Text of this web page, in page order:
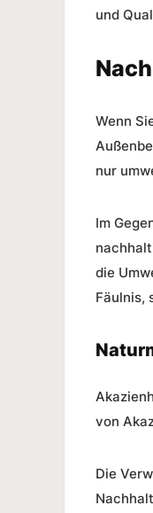
und
Wenn
nur
Im
die
Fäulnis,
von
Die